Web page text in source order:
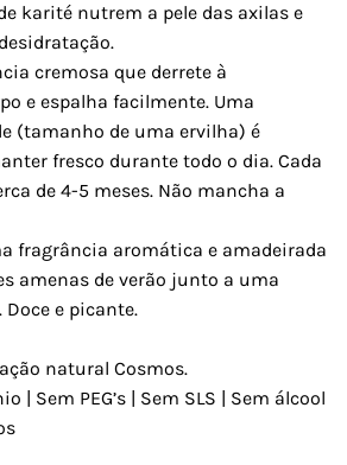
karité nutrem a pele das axilas e
cremosa que derrete à
e espalha facilmente. Uma
(tamanho de uma ervilha) é
fresco durante todo o dia. Cada
de 4-5 meses. Não mancha a
fragrância aromática e amadeirada
amenas de verão junto a uma
e picante.
natural Cosmos.
| Sem PEG’s | Sem SLS | Sem álcool